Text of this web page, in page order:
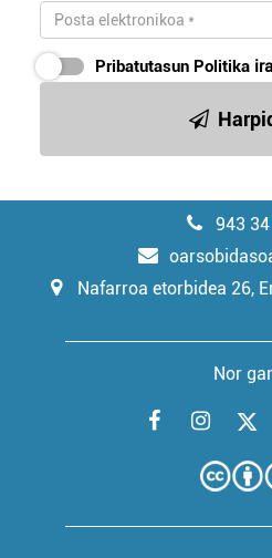
Pribatutasun Politika
943
Nafarroa etorbidea 26,
Nor